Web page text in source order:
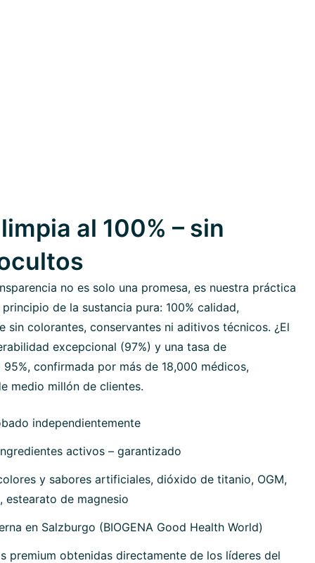
al 100% – sin
no es solo una promesa, es nuestra práctica
de la sustancia pura: 100% calidad,
sin colorantes, conservantes ni aditivos técnicos. ¿El
excepcional (97%) y una tasa de
confirmada por más de 18,000 médicos,
medio millón de clientes.
independientemente
activos – garantizado
y sabores artificiales, dióxido de titanio, OGM,
estearato de magnesio
en Salzburgo (BIOGENA Good Health World)
premium obtenidas directamente de los líderes del